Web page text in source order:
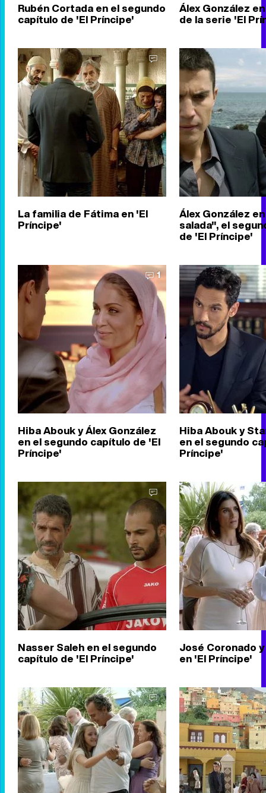
Rubén Cortada en el segundo
capítulo de 'El Príncipe'
Álex González
de la serie 'El
La familia de Fátima en 'El
Príncipe'
Álex González
salada", el
de 'El Príncipe'
1
Hiba Abouk y Álex González
en el segundo capítulo de 'El
Príncipe'
Hiba Abouk y
en el segundo
Príncipe'
Nasser Saleh en el segundo
capítulo de 'El Príncipe'
José Coronado
en 'El Príncipe'